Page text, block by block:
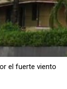
el fuerte viento